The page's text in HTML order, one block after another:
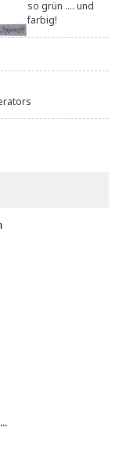
so grün .... und
farbig!